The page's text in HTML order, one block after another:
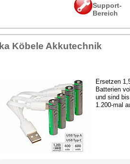
Support-
Bereich
Köbele Akkutechnik
Ersetzen
Batterien
und sind
1.200-mal